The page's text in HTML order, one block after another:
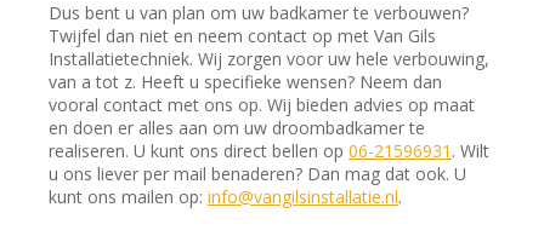
Dus bent u van plan om uw badkamer te verbouwen?
Twijfel dan niet en neem contact op met Van Gils
Installatietechniek. Wij zorgen voor uw hele verbouwing,
van a tot z. Heeft u specifieke wensen? Neem dan
vooral contact met ons op. Wij bieden advies op maat
en doen er alles aan om uw droombadkamer te
realiseren. U kunt ons direct bellen op 06-21596931 . Wilt
u ons liever per mail benaderen? Dan mag dat ook. U
kunt ons mailen op: info@vangilsinstallatie.nl.